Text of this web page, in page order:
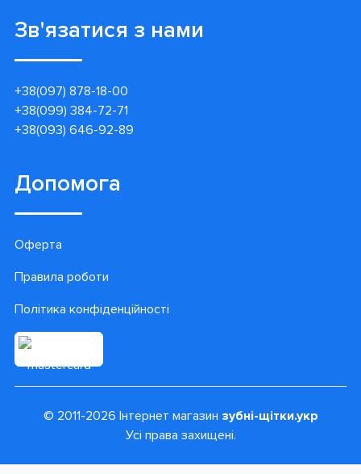
Зв'язатися з нами
+38(097) 878-18-00
+38(099) 384-72-71
+38(093) 646-92-89
Допомога
Оферта
Правила роботи
Політика конфіденційності
© 2011-2026 Інтернет магазин зубні-щітки.укр
Усі права захищені.